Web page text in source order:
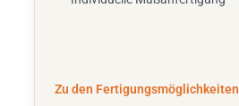
Zu den Fertigungsmöglichkeiten